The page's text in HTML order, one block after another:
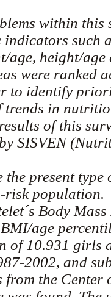
within this
such
age, height/
were ranked
to identify
trends in
of this
SISVEN
the present
risk population.
Body
age
of 10.931 girls
2002, and
from the Center